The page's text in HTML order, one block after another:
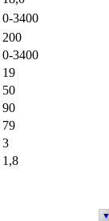
0-3400
200
0-3400
19
50
90
79
3
1,8